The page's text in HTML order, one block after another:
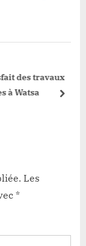
des travaux
à Watsa
next
Les
*